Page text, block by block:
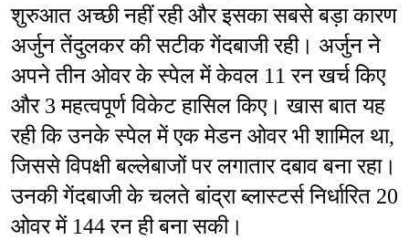
शुरुआत अच्छी नहीं रही और इसका सबसे बड़ा कारण
अर्जुन तेंदुलकर की सटीक गेंदबाजी रही। अर्जुन ने
अपने तीन ओवर के स्पेल में केवल 11 रन खर्च किए
और 3 महत्वपूर्ण विकेट हासिल किए। खास बात यह
रही कि उनके स्पेल में एक मेडन ओवर भी शामिल था,
जिससे विपक्षी बल्लेबाजों पर लगातार दबाव बना रहा।
उनकी गेंदबाजी के चलते बांद्रा ब्लास्टर्स निर्धारित 20
ओवर में 144 रन ही बना सकी।